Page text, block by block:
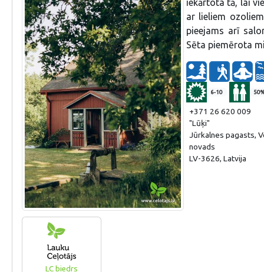
LC biedrs
iekārtota tā, lai
ar lieliem
pieejams arī
Sēta piemērota
6-10
+371 26 620 009
"Lūķi"
Jūrkalnes pagasts,
novads
LV-3626, Latvija